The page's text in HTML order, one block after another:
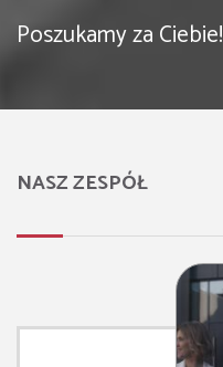
Poszukamy za Ciebie!
NASZ ZESPÓŁ